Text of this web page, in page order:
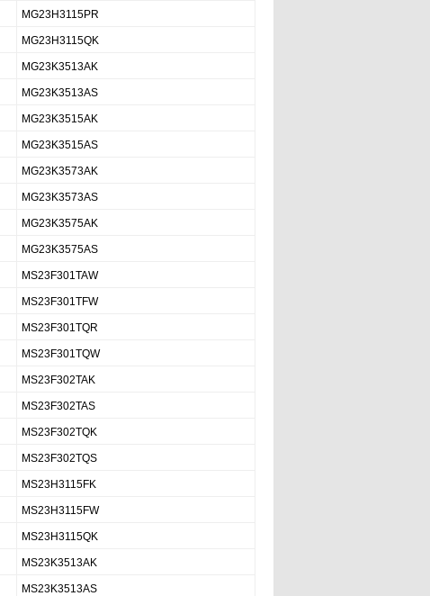
MG23H3115PR
MG23H3115QK
MG23K3513AK
MG23K3513AS
MG23K3515AK
MG23K3515AS
MG23K3573AK
MG23K3573AS
MG23K3575AK
MG23K3575AS
MS23F301TAW
MS23F301TFW
MS23F301TQR
MS23F301TQW
MS23F302TAK
MS23F302TAS
MS23F302TQK
MS23F302TQS
MS23H3115FK
MS23H3115FW
MS23H3115QK
MS23K3513AK
MS23K3513AS